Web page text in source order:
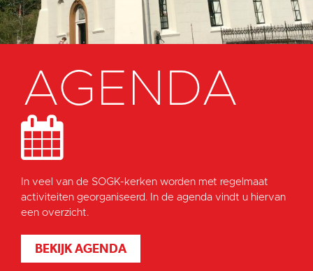
AGENDA
In veel van de SOGK-kerken worden met regelmaat
activiteiten georganiseerd. In de agenda vindt u hiervan
een overzicht.
BEKIJK AGENDA